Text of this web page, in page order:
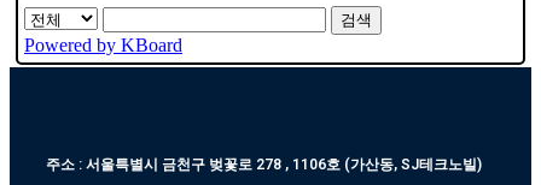
검색
Powered by KBoard
주소 : 서울특별시 금천구 벚꽃로 278 , 1106호 (가산동, SJ테크노빌)